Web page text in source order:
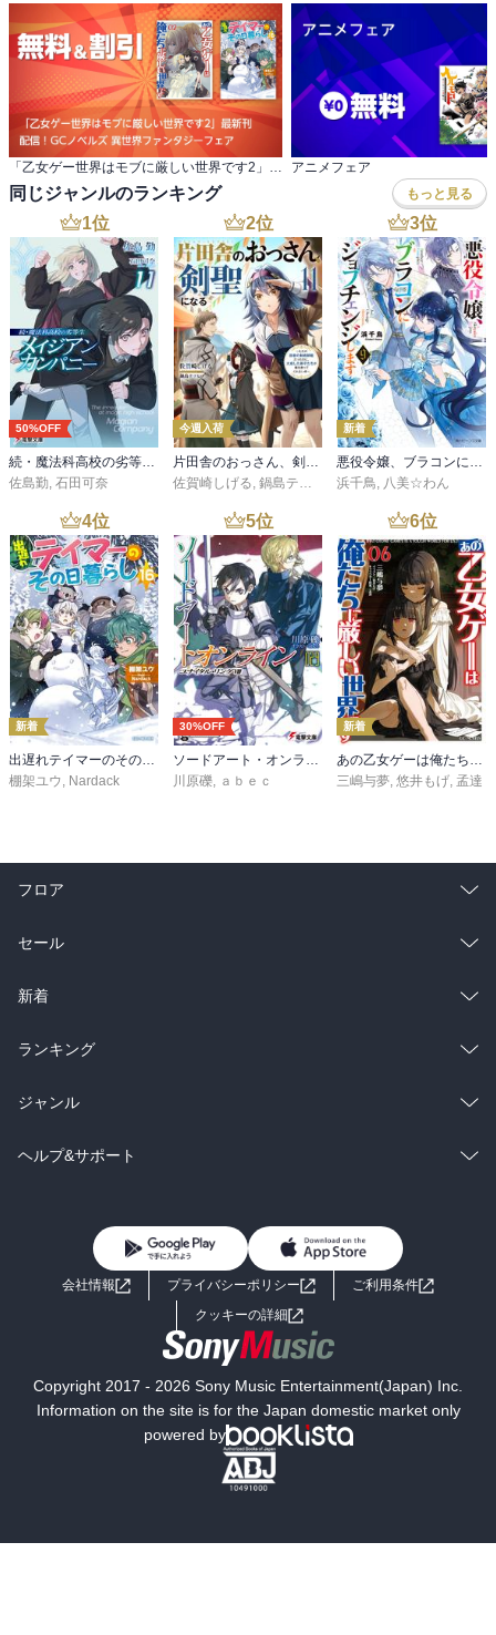
アニメフェア
同じジャンルのランキング もっと見る
1位
50%OFF
続・魔法科高校の劣等生 メイジアン・カンパニー(11)
佐島勤, 石田可奈
2位
今週入荷
片田舎のおっさん、剣聖になる 11 ～ただの田舎の剣術師範だったのに、大成した弟子たちが俺を放ってくれない件～
佐賀崎しげる, 鍋島テツヒロ
3位
新着
悪役令嬢、ブラコンにジョブチェンジします９【電子特典付き】
浜千鳥, 八美☆わん
4位
新着
出遅れテイマーのその日暮らし 16
棚架ユウ, Nardack
5位
30%OFF
ソードアート・オンライン29 ユナイタル・リングVIII
川原礫, ａｂｅｃ
6位
新着
あの乙女ゲーは俺たちに厳しい世界です 6
三嶋与夢, 悠井もげ, 孟達
フロア
総合
ラノベ
雑誌・グラビア
BL・TL
セール
総合
ラノベ
雑誌・グラビア
BL・TL
新着
総合
ラノベ
雑誌・グラビア
ランキング
総合
ラノベ
ジャンル
コミック
ライトノベル 男子向けラノベ
小説
海外小説
ミステリー SF
文学
ヘルプ&サポート
よくあるご質問 お問い合わせ
会社情報 プライバシーポリシー
ご利用条件
クッキーの詳細
Copyright 2017 - 2026 Sony Music Entertainment(Japan) Inc.
Information on the site is for the Japan domestic market only
powered by